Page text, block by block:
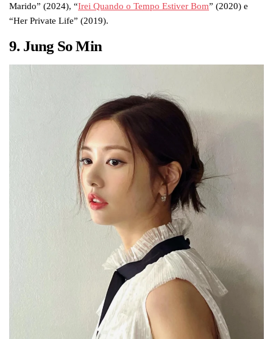
Marido” (2024), “Irei Quando o Tempo Estiver Bom” (2020) e
“Her Private Life” (2019).
9. Jung So Min